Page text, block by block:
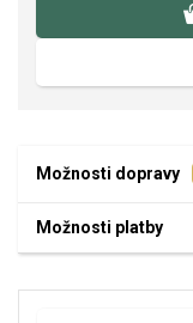
(www.Pandora.net).
v kompletnom
Možnosti dopravy
Možnosti platby